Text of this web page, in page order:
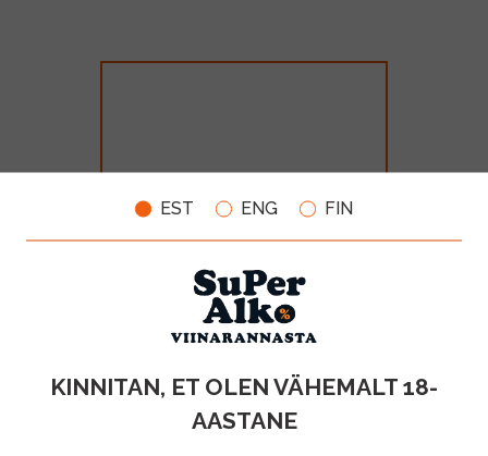
EST ENG FIN
KINNITAN, ET OLEN VÄHEMALT 18-
AASTANE
Nemiroff De Luxe 40% 175cl
MAHT
1.75l
TOOTE LIIK
Viin